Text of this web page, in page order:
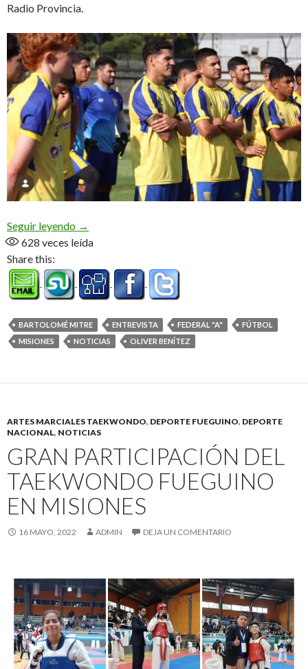
Radio Provincia.
Seguir leyendo «La idea era volver a jugar, fue un duro parate de
→
628 veces leída
Share this:
BARTOLOMÉ MITRE ENTREVISTA FEDERAL "A"
FÚTBOL
MISIONES
NOTICIAS OLIVER BENÍTEZ
ARTES MARCIALES TAEKWONDO, DEPORTE FUEGUINO, DEPORTE
NACIONAL, NOTICIAS
GRAN PARTICIPACIÓN DEL
TAEKWONDO FUEGUINO
EN MISIONES
16 MAYO, 2022 ADMIN DEJA UN COMENTARIO